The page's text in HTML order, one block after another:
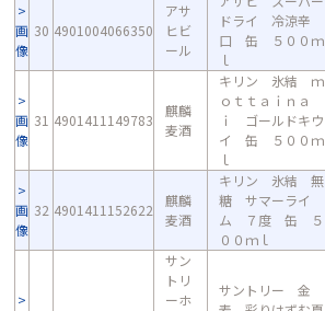
画
像
30 4901004066350
アサ
ヒビ
ール
ドライ 冷涼辛
口 缶 ５００ｍ
ｌ
画
像
31 4901411149783
麒麟
麦酒
キリン 氷結 ｍ
ｏｔｔａｉｎａ
ｉ ゴールドキウ
イ 缶 ５００ｍ
ｌ
画
像
32 4901411152622
麒麟
麦酒
キリン 氷結 無
糖 サマーライ
ム ７度 缶 ５
００ｍｌ
サン
トリ
ーホ
サントリー 金